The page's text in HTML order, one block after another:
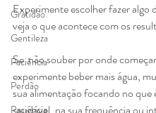
Gratidão
Gentileza
Paciência
Perdão
Paciência
Experimente escolher fazer algo
veja o que acontece com os
Se  não souber por onde
experimente beber mais água,
sua alimentação focando no que